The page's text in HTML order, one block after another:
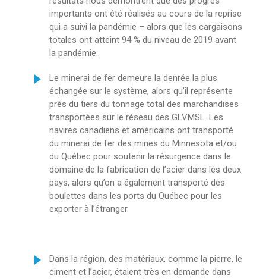
importants ont été réalisés au cours de la reprise
qui a suivi la pandémie – alors que les cargaisons
totales ont atteint 94 % du niveau de 2019 avant
la pandémie.
Le minerai de fer demeure la denrée la plus
échangée sur le système, alors qu’il représente
près du tiers du tonnage total des marchandises
transportées sur le réseau des GLVMSL. Les
navires canadiens et américains ont transporté
du minerai de fer des mines du Minnesota et/ou
du Québec pour soutenir la résurgence dans le
domaine de la fabrication de l’acier dans les deux
pays, alors qu’on a également transporté des
boulettes dans les ports du Québec pour les
exporter à l’étranger.
Dans la région, des matériaux, comme la pierre, le
ciment et l’acier, étaient très en demande dans